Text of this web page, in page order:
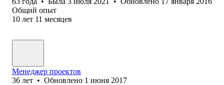
Общий опыт
10 лет 11 месяцев
Менеджер проектов
36 лет • Обновлено 1 июня 2017